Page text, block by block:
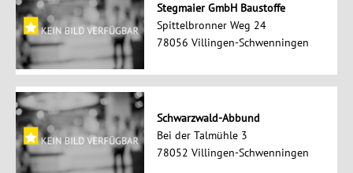
Stegmaier GmbH Baustoffe
Spittelbronner Weg 24
78056 Villingen-Schwenningen
Schwarzwald-Abbund
Bei der Talmühle 3
78052 Villingen-Schwenningen